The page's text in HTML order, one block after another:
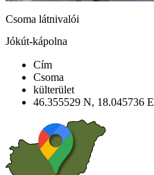
Csoma látnivalói
Jókút-kápolna
Cím
Csoma
külterület
46.355529 N, 18.045736 E